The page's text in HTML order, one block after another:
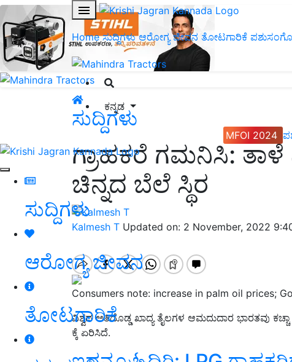
Home ಸುದ್ದಿಗಳು ಆರೋಗ್ಯ ಜೀವನ ತೋಟಗಾರಿಕೆ
ಕನ್ನಡ
MFOI 2024
ಸುದ್ದಿಗಳು
ಆರೋಗ್ಯ ಜೀವನ
ತೋಟಗಾರಿಕೆ
ಸುದ್ದಿಗಳು
ಗ್ರಾಹಕರೆ ಗಮನಿಸಿ:
ಚಿನ್ನದ ಬೆಲೆ ಸ್ಥಿರ
Kalmesh T Updated on: 2 November, 2022
Consumers note: increase in palm oil prices;
ವಿಶ್ವದ ಅತಿದೊಡ್ಡ ಖಾದ್ಯ ತೈಲಗಳ ಆಮದುದಾರ ಭಾರತವು
ಕ್ಕೆ ಏರಿಸಿದೆ.